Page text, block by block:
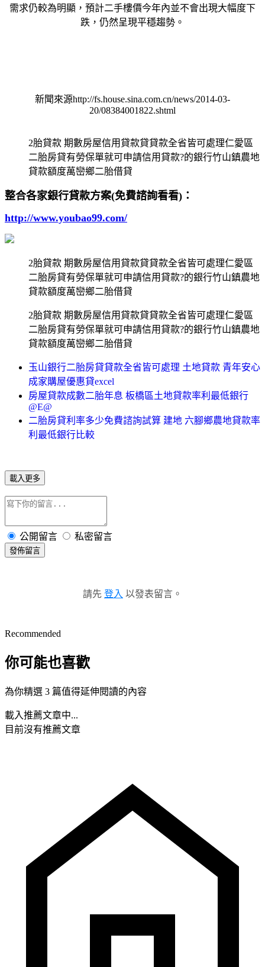
需求仍較為明顯，預計二手樓價今年內並不會出現大幅度下
跌，仍然呈現平穩趨勢。
新聞來源http://fs.house.sina.com.cn/news/2014-03-
20/08384001822.shtml
2胎貸款 期數房屋信用貸款貸貸款全省皆可處理仁愛區
二胎房貸有勞保單就可申請信用貸款?的銀行竹山鎮農地
貸款額度萬巒鄉二胎借貸
整合各家銀行貸款方案(免費諮詢看看)：
http://www.youbao99.com/
2胎貸款 期數房屋信用貸款貸貸款全省皆可處理仁愛區
二胎房貸有勞保單就可申請信用貸款?的銀行竹山鎮農地
貸款額度萬巒鄉二胎借貸
2胎貸款 期數房屋信用貸款貸貸款全省皆可處理仁愛區
二胎房貸有勞保單就可申請信用貸款?的銀行竹山鎮農地
貸款額度萬巒鄉二胎借貸
玉山銀行二胎房貸貸款全省皆可處理 土地貸款 青年安心
成家購屋優惠貸excel
房屋貸款成數二胎年息 板橋區土地貸款率利最低銀行
@E@
二胎房貸利率多少免費諮詢試算 建地 六腳鄉農地貸款率
利最低銀行比較
載入更多
公開留言 私密留言
發佈留言
請先 登入 以發表留言。
Recommended
你可能也喜歡
為你精選 3 篇值得延伸閱讀的內容
載入推薦文章中...
目前沒有推薦文章